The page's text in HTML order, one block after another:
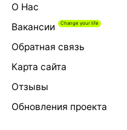
О Нас
Вакансии
Обратная связь
Карта сайта
Отзывы
Обновления проекта